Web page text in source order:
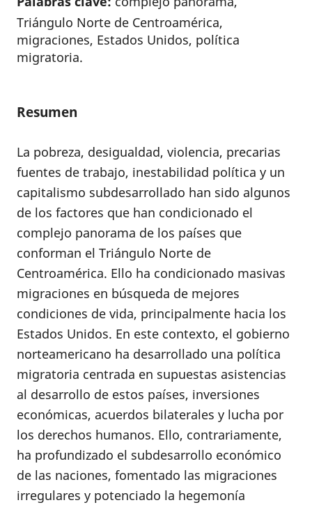
Triángulo Norte de Centroamérica,
migraciones, Estados Unidos, política
migratoria.
Resumen
La pobreza, desigualdad, violencia, precarias
fuentes de trabajo, inestabilidad política y un
capitalismo subdesarrollado han sido algunos
de los factores que han condicionado el
complejo panorama de los países que
conforman el Triángulo Norte de
Centroamérica. Ello ha condicionado masivas
migraciones en búsqueda de mejores
condiciones de vida, principalmente hacia los
Estados Unidos. En este contexto, el gobierno
norteamericano ha desarrollado una política
migratoria centrada en supuestas asistencias
al desarrollo de estos países, inversiones
económicas, acuerdos bilaterales y lucha por
los derechos humanos. Ello, contrariamente,
ha profundizado el subdesarrollo económico
de las naciones, fomentado las migraciones
irregulares y potenciado la hegemonía